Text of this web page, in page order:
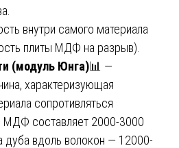
внутри самого материала
плиты МДФ на разрыв).
(модуль Юнга)📊 —
характеризующая
сопротивляться
составляет 2000-3000
вдоль волокон — 12000-